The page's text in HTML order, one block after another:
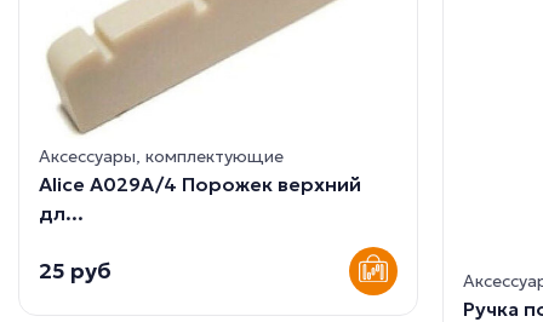
Аксессуары, комплектующие
Alice A029A/4 Порожек верхний
дл...
25 руб
Ручка